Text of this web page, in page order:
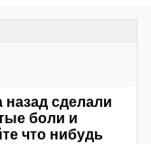
назад сделали
боли и
что нибудь